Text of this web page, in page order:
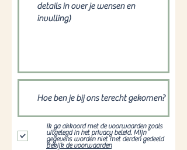
Ik ga akkoord met de voorwaarden zoals
uitgelegd in het privacy beleid. Mijn
gegevens worden niet met derden gedeeld
Bekijk de voorwaarden